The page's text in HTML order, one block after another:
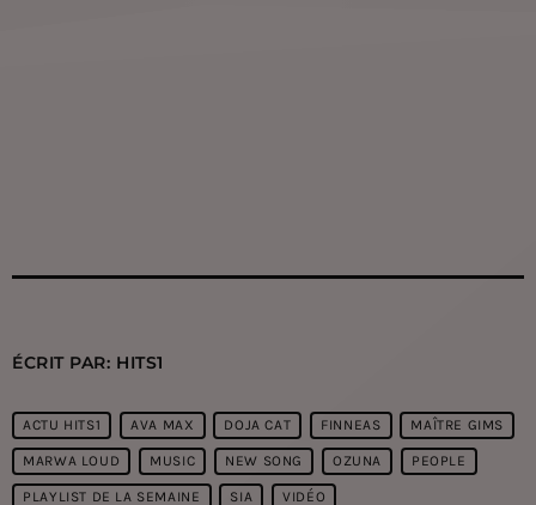
ÉCRIT PAR: HITS1
ACTU HITS1 AVA MAX DOJA CAT FINNEAS MAÎTRE GIMS
MARWA LOUD MUSIC NEW SONG OZUNA PEOPLE
PLAYLIST DE LA SEMAINE SIA VIDÉO